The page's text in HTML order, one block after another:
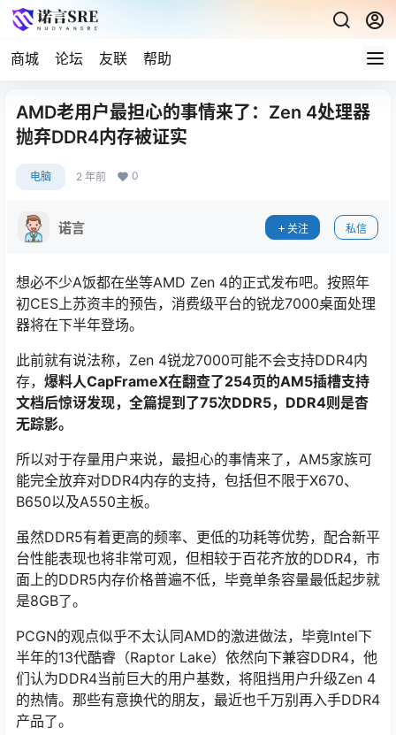
商城 论坛 友联 帮助
AMD老用户最担心的事情来了：Zen 4处理器
抛弃DDR4内存被证实
电脑 2 年前 0
诺言 关注 私信
想必不少A饭都在坐等AMD Zen 4的正式发布吧。按照年
初CES上苏资丰的预告，消费级平台的锐龙7000桌面处理
器将在下半年登场。
此前就有说法称，Zen 4锐龙7000可能不会支持DDR4内
存， 爆料人CapFrameX在翻查了254页的AM5插槽支持
文档后惊讶发现，全篇提到了75次DDR5，DDR4则是杳
无踪影。
所以对于存量用户来说，最担心的事情来了，AM5家族可
能完全放弃对DDR4内存的支持，包括但不限于X670、
B650以及A550主板。
虽然DDR5有着更高的频率、更低的功耗等优势，配合新平
台性能表现也将非常可观，但相较于百花齐放的DDR4，市
面上的DDR5内存价格普遍不低，毕竟单条容量最低起步就
是8GB了。
PCGN的观点似乎不太认同AMD的激进做法，毕竟Intel下
半年的13代酷睿（Raptor Lake）依然向下兼容DDR4，他
们认为DDR4当前巨大的用户基数，将阻挡用户升级Zen 4
的热情。那些有意换代的朋友，最近也千万别再入手DDR4
产品了。